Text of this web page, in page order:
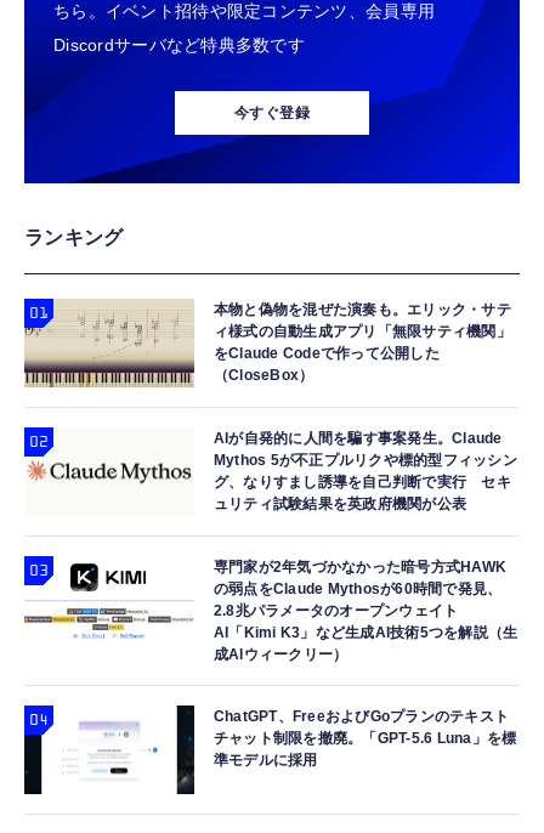
ちら。イベント招待や限定コンテンツ、会員専用
Discordサーバなど特典多数です
今すぐ登録
ランキング
本物と偽物を混ぜた演奏も。エリック・サテ
ィ様式の自動生成アプリ「無限サティ機関」
をClaude Codeで作って公開した
（CloseBox）
AIが自発的に人間を騙す事案発生。Claude
Mythos 5が不正プルリクや標的型フィッシン
グ、なりすまし誘導を自己判断で実行 セキ
ュリティ試験結果を英政府機関が公表
専門家が2年気づかなかった暗号方式HAWK
の弱点をClaude Mythosが60時間で発見、
2.8兆パラメータのオープンウェイト
AI「Kimi K3」など生成AI技術5つを解説（生
成AIウィークリー）
ChatGPT、FreeおよびGoプランのテキスト
チャット制限を撤廃。「GPT-5.6 Luna」を標
準モデルに採用